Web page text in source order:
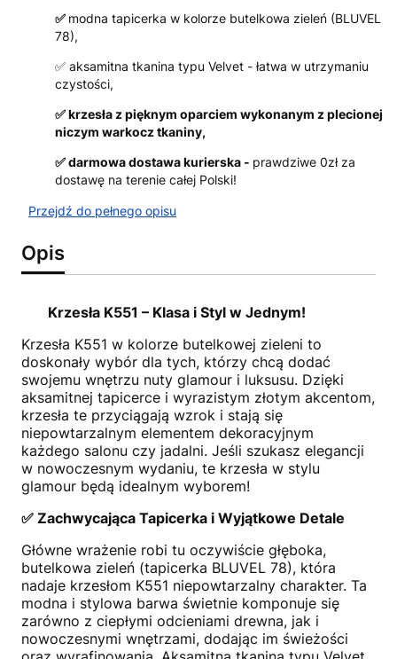
✅ modna tapicerka w kolorze butelkowa zieleń (BLUVEL
78),
✅ aksamitna tkanina typu Velvet - łatwa w utrzymaniu
czystości,
✅ krzesła z pięknym oparciem wykonanym z plecionej
niczym warkocz tkaniny,
✅ darmowa dostawa kurierska - prawdziwe 0zł za
dostawę na terenie całej Polski!
Przejdź do pełnego opisu
Opis
Krzesła K551 – Klasa i Styl w Jednym!
Krzesła K551 w kolorze butelkowej zieleni to
doskonały wybór dla tych, którzy chcą dodać
swojemu wnętrzu nuty glamour i luksusu. Dzięki
aksamitnej tapicerce i wyrazistym złotym akcentom,
krzesła te przyciągają wzrok i stają się
niepowtarzalnym elementem dekoracyjnym
każdego salonu czy jadalni. Jeśli szukasz elegancji
w nowoczesnym wydaniu, te krzesła w stylu
glamour będą idealnym wyborem!
✅ Zachwycająca Tapicerka i Wyjątkowe Detale
Główne wrażenie robi tu oczywiście głęboka,
butelkowa zieleń (tapicerka BLUVEL 78), która
nadaje krzesłom K551 niepowtarzalny charakter. Ta
modna i stylowa barwa świetnie komponuje się
zarówno z ciepłymi odcieniami drewna, jak i
nowoczesnymi wnętrzami, dodając im świeżości